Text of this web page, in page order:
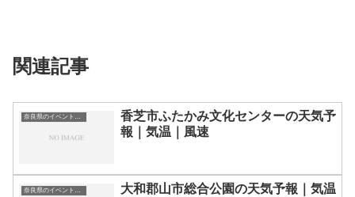
関連記事
奈良県のイベント会場一覧
香芝市ふたかみ文化センターの天気予
報｜気温｜風速
奈良県のイベント会場一覧
大和郡山市総合公園の天気予報｜気温